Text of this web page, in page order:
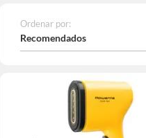
Ordenar por:
Recomendados